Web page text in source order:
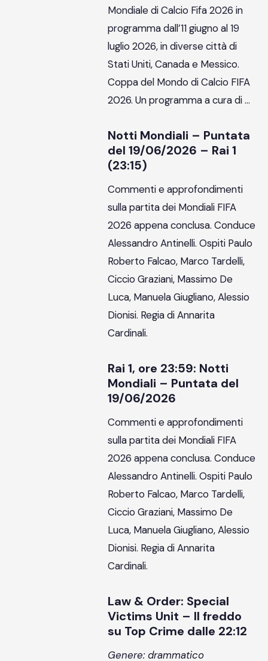
Mondiale di Calcio Fifa 2026 in
programma dall’11 giugno al 19
luglio 2026, in diverse città di
Stati Uniti, Canada e Messico.
Coppa del Mondo di Calcio FIFA
2026. Un programma a cura di …
Notti Mondiali – Puntata
del 19/06/2026 – Rai 1
(23:15)
Commenti e approfondimenti
sulla partita dei Mondiali FIFA
2026 appena conclusa. Conduce
Alessandro Antinelli. Ospiti Paulo
Roberto Falcao, Marco Tardelli,
Ciccio Graziani, Massimo De
Luca, Manuela Giugliano, Alessio
Dionisi. Regia di Annarita
Cardinali.
Rai 1, ore 23:59: Notti
Mondiali – Puntata del
19/06/2026
Commenti e approfondimenti
sulla partita dei Mondiali FIFA
2026 appena conclusa. Conduce
Alessandro Antinelli. Ospiti Paulo
Roberto Falcao, Marco Tardelli,
Ciccio Graziani, Massimo De
Luca, Manuela Giugliano, Alessio
Dionisi. Regia di Annarita
Cardinali.
Law & Order: Special
Victims Unit – Il freddo
su Top Crime dalle 22:12
Genere: drammatico